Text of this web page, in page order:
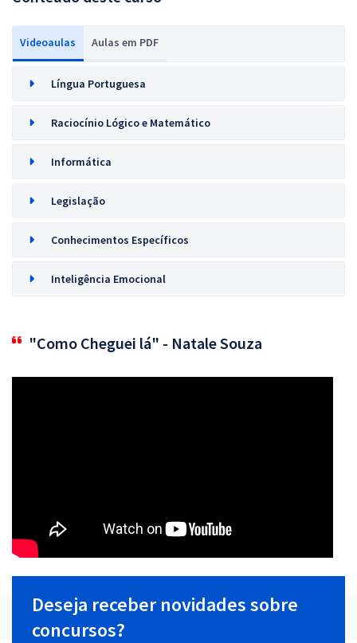
Videoaulas Aulas em PDF
Língua Portuguesa
Raciocínio Lógico e Matemático
Informática
Legislação
Conhecimentos Específicos
Inteligência Emocional
"Como Cheguei lá" - Natale Souza
Deseja receber novidades sobre
concursos?